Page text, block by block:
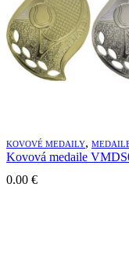
KOVOVÉ MEDAILY,
Kovová medaile
0.00 €